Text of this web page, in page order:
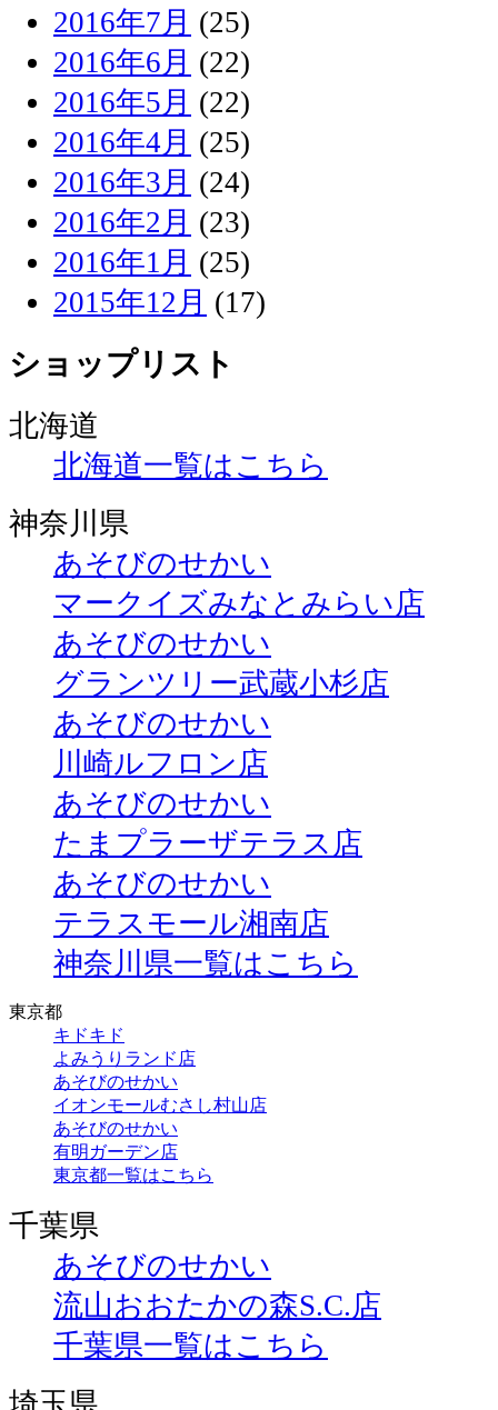
2016年7月 (25)
2016年6月 (22)
2016年5月 (22)
2016年4月 (25)
2016年3月 (24)
2016年2月 (23)
2016年1月 (25)
2015年12月 (17)
ショップリスト
北海道
北海道一覧はこちら
神奈川県
あそびのせかい
マークイズみなとみらい店
あそびのせかい
グランツリー武蔵小杉店
あそびのせかい
川崎ルフロン店
あそびのせかい
たまプラーザテラス店
あそびのせかい
テラスモール湘南店
神奈川県一覧はこちら
東京都
キドキド
よみうりランド店
あそびのせかい
イオンモールむさし村山店
あそびのせかい
有明ガーデン店
東京都一覧はこちら
千葉県
あそびのせかい
流山おおたかの森S.C.店
千葉県一覧はこちら